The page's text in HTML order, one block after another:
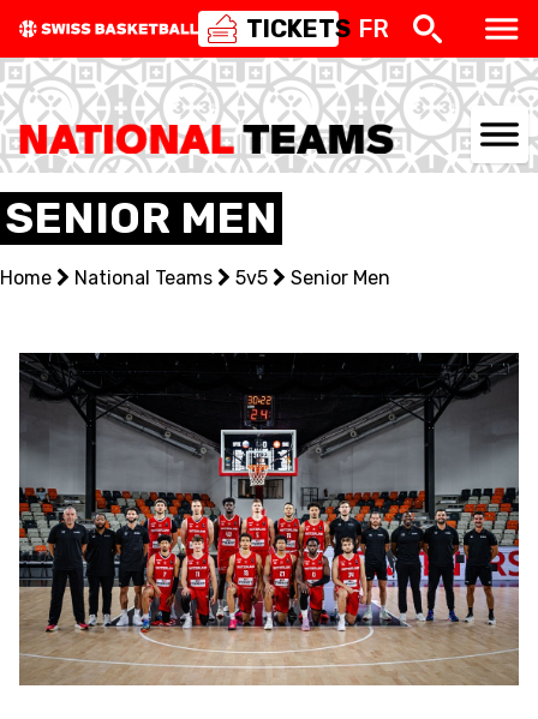
TICKETS FR
NATIONAL TEAMS
CENTRE NATIONAL
EVENTS
YOUTH
MINI BASKET
FORMATION
FÉDÉRATION
SENIOR MEN
Home National Teams 5v5 Senior Men